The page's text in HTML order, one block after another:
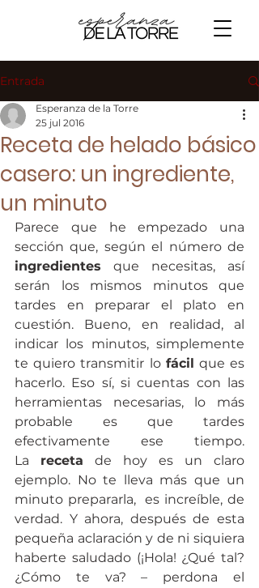
Entrada
Receta de helado básico
casero: un ingrediente,
un minuto
Esperanza de la Torre
25 jul 2016
Parece que he empezado una
ingredientes que necesitas, así
serán los mismos minutos que
tardes en preparar el plato en
cuestión. Bueno, en realidad, al
indicar los minutos, simplemente
te quiero transmitir lo fácil que es
hacerlo. Eso sí, si cuentas con las
herramientas necesarias, lo más
probable es que tardes
efectivamente ese tiempo.
La receta de hoy es un claro
ejemplo. No te lleva más que un
minuto prepararla,  es increíble, de
verdad. Y ahora, después de esta
pequeña aclaración y de ni siquiera
haberte saludado (¡Hola! ¿Qué tal?
¿Cómo te va? – perdona el